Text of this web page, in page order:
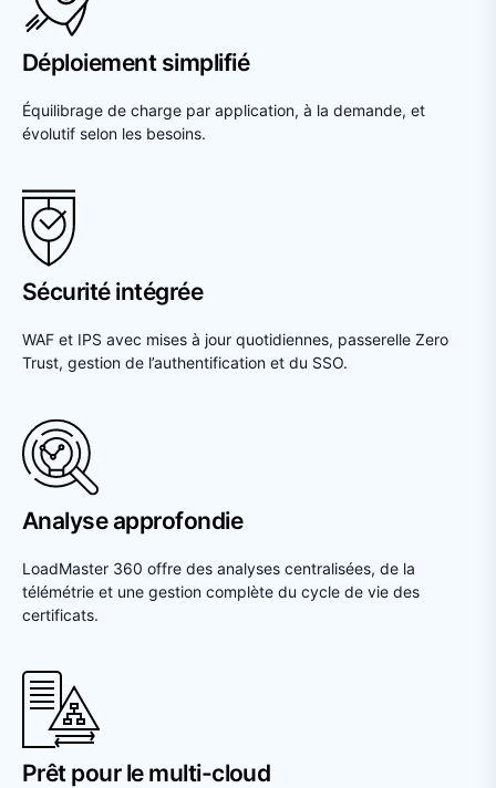
Déploiement simplifié
Équilibrage de charge par application, à la demande, et
évolutif selon les besoins.
Sécurité intégrée
WAF et IPS avec mises à jour quotidiennes, passerelle Zero
Trust, gestion de l’authentification et du SSO.
Analyse approfondie
LoadMaster 360 offre des analyses centralisées, de la
télémétrie et une gestion complète du cycle de vie des
certificats.
Prêt pour le multi-cloud